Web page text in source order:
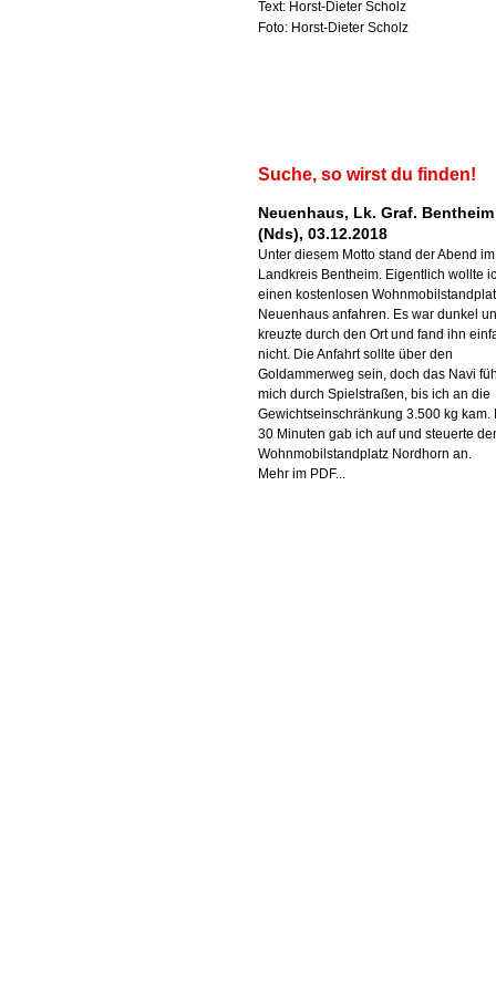
Text: Horst-Dieter Scholz
Foto: Horst-Dieter Scholz
Suche, so wirst du finden!
Neuenhaus, Lk. Graf. Bentheim
(Nds), 03.12.2018
Unter diesem Motto stand der Abend im
Landkreis Bentheim. Eigentlich wollte
einen kostenlosen
Neuenhaus anfahren. Es war dunkel
kreuzte durch den Ort und fand ihn
nicht. Die Anfahrt sollte über den
Goldammerweg sein, doch das Navi
mich durch Spielstraßen, bis ich an die
Gewichtseinschränkung 3.500 kg kam.
30 Minuten gab ich auf und steuerte
Wohnmobilstandplatz Nordhorn an.
Mehr im PDF...